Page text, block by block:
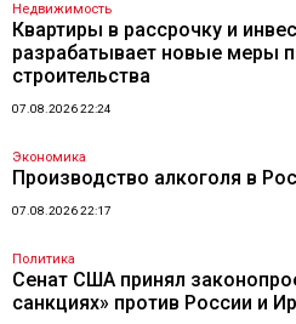
Недвижимость
Квартиры в рассрочку и
разрабатывает новые меры
строительства
07.08.2026 22:24
Экономика
Производство алкоголя в
07.08.2026 22:17
Политика
Сенат США принял
санкциях» против России и